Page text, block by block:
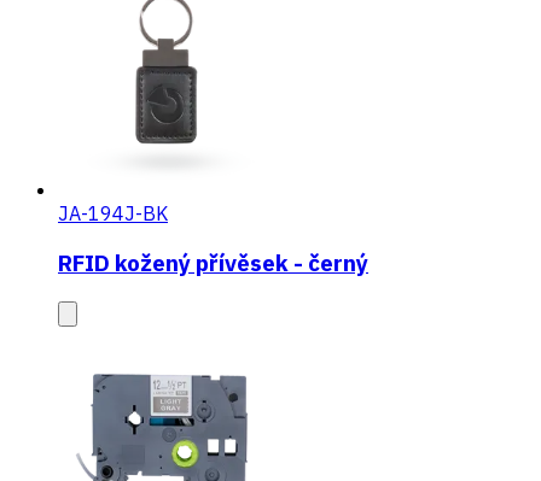
JA-194J-BK
RFID kožený přívěsek - černý